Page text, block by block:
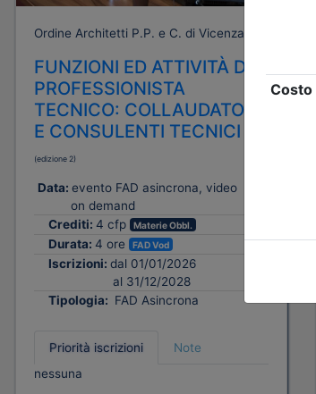
Ordine Architetti P.P. e C. di Vicenza
FUNZIONI ED ATTIVITÀ DEL
PROFESSIONISTA
TECNICO: COLLAUDATORI
E CONSULENTI TECNICI
(edizione 2)
Data: evento FAD asincrona, video
on demand
Crediti: 4 cfp Materie Obbl.
Durata: 4 ore FAD Vod
Iscrizioni: dal 01/01/2026
al 31/12/2028
Tipologia: FAD Asincrona
Priorità iscrizioni
Note
nessuna